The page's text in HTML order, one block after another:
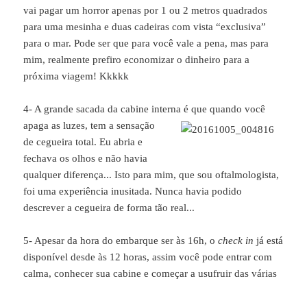
vai pagar um horror apenas por 1 ou 2 metros quadrados
para uma mesinha e duas cadeiras com vista “exclusiva”
para o mar. Pode ser que para você vale a pena, mas para
mim, realmente prefiro economizar o dinheiro para a
próxima viagem! Kkkkk
4- A grande sacada da cabine interna é que quando você
apaga as luzes, tem a sensação
de cegueira total. Eu abria e
fechava os olhos e não havia
qualquer diferença... Isto para mim, que sou oftalmologista,
foi uma experiência inusitada. Nunca havia podido
descrever a cegueira de forma tão real...
5- Apesar da hora do embarque ser às 16h, ocheck in já está
disponível desde às 12 horas, assim você pode entrar com
calma, conhecer sua cabine e começar a usufruir das várias